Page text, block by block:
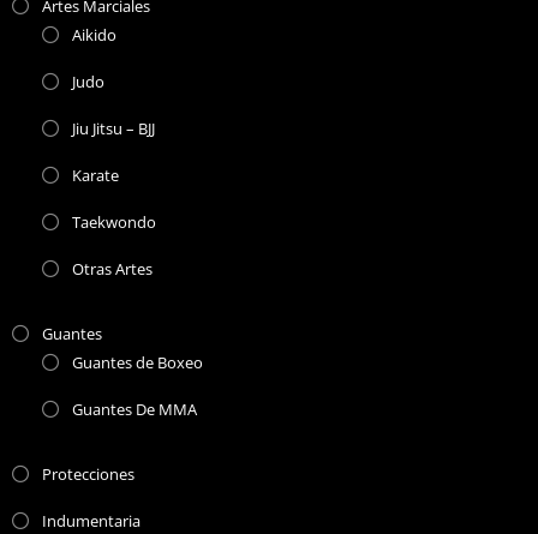
Artes Marciales
Aikido
Judo
Jiu Jitsu – BJJ
Karate
Taekwondo
Otras Artes
Guantes
Guantes de Boxeo
Guantes De MMA
Protecciones
Indumentaria